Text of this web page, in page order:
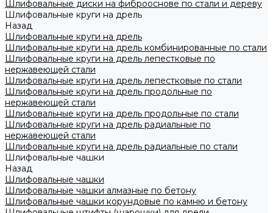
Шлифовальные диски на фиброоснове по стали и дереву
Шлифовальные круги на дрель
Назад
Шлифовальные круги на дрель
Шлифовальные круги на дрель комбинированные по стали
Шлифовальные круги на дрель лепестковые по
нержавеющей стали
Шлифовальные круги на дрель лепестковые по стали
Шлифовальные круги на дрель продольные по
нержавеющей стали
Шлифовальные круги на дрель продольные по стали
Шлифовальные круги на дрель радиальные по
нержавеющей стали
Шлифовальные круги на дрель радиальные по стали
Шлифовальные чашки
Назад
Шлифовальные чашки
Шлифовальные чашки алмазные по бетону
Шлифовальные чашки корундовые по камню и бетону